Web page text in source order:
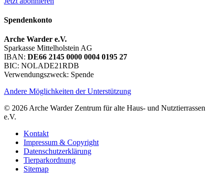
Spendenkonto
Arche Warder e.V.
Sparkasse Mittelholstein AG
IBAN: DE66 2145 0000 0004 0195 27
BIC: NOLADE21RDB
Verwendungszweck: Spende
Andere Möglichkeiten der Unterstützung
© 2026 Arche Warder Zentrum für alte Haus- und Nutztierrassen
e.V.
Kontakt
Impressum & Copyright
Datenschutzerklärung
Tierparkordnung
Sitemap